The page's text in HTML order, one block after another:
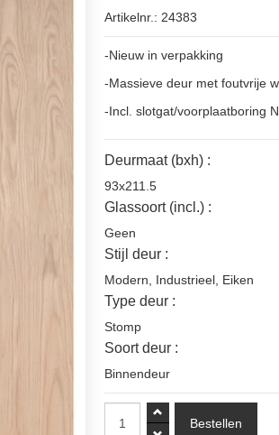
Artikelnr.: 24383
-Nieuw in verpakking
-Massieve deur met foutvrije
-Incl. slotgat/voorplaatboring
Deurmaat (bxh) :
93x211.5
Glassoort (incl.) :
Geen
Stijl deur :
Modern, Industrieel, Eiken
Type deur :
Stomp
Soort deur :
Binnendeur